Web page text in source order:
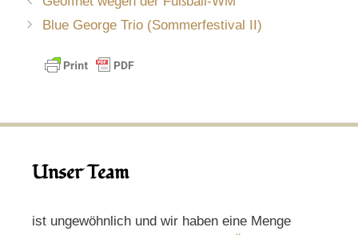
Blue George Trio (Sommerfestival II)
Unser Team
ist ungewöhnlich und wir haben eine Menge